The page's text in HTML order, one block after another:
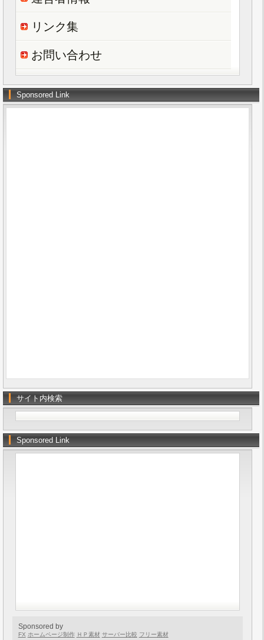
リンク集
お問い合わせ
Sponsored Link
サイト内検索
Sponsored Link
Sponsored by
FX ホームページ制作 ＨＰ素材 サーバー比較 フリー素材